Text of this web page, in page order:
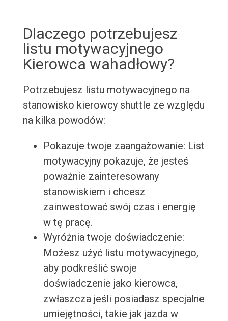
Dlaczego potrzebujesz
listu motywacyjnego
Kierowca wahadłowy?
Potrzebujesz listu motywacyjnego na
stanowisko kierowcy shuttle ze względu
na kilka powodów:
Pokazuje twoje zaangażowanie: List
motywacyjny pokazuje, że jesteś
poważnie zainteresowany
stanowiskiem i chcesz
zainwestować swój czas i energię
w tę pracę.
Wyróżnia twoje doświadczenie:
Możesz użyć listu motywacyjnego,
aby podkreślić swoje
doświadczenie jako kierowca,
zwłaszcza jeśli posiadasz specjalne
umiejętności, takie jak jazda w